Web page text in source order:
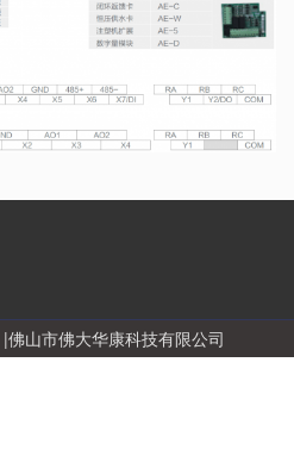
|佛山市佛大华康科技有限公司